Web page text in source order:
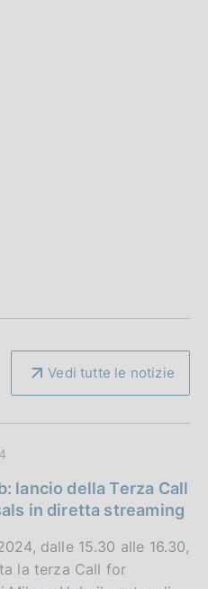
Vedi tutte le notizie
lancio della Terza Call
in diretta streaming
dalle 15.30 alle 16.30,
la terza Call for